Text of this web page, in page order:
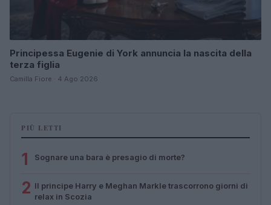
Principessa Eugenie di York annuncia la nascita della
terza figlia
Camilla Fiore · 4 Ago 2026
PIÙ LETTI
1 Sognare una bara è presagio di morte?
2 Il principe Harry e Meghan Markle trascorrono giorni di
relax in Scozia